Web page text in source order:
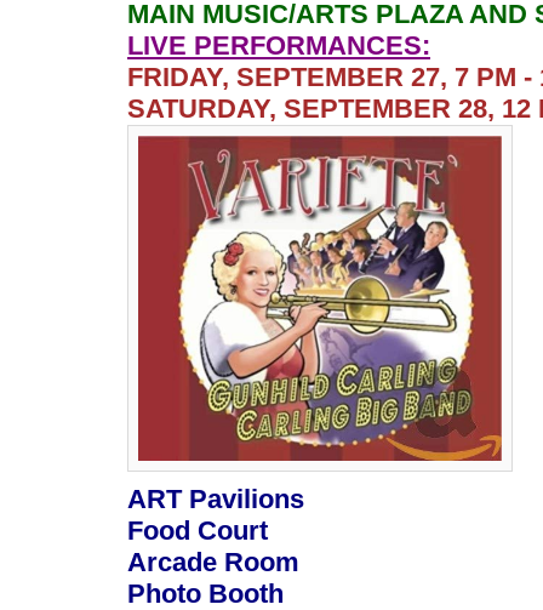
MAIN MUSIC/ARTS PLAZA AND
LIVE PERFORMANCES:
FRIDAY, SEPTEMBER 27, 7 PM -
SATURDAY, SEPTEMBER 28, 12
ART Pavilions
Food Court
Arcade Room
Photo Booth